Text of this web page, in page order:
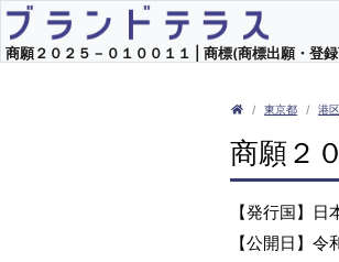
商願２０２５－０１００１１ | 商標(商標出願・登
東京都 港区
商願２
【発行国】
【公開日】